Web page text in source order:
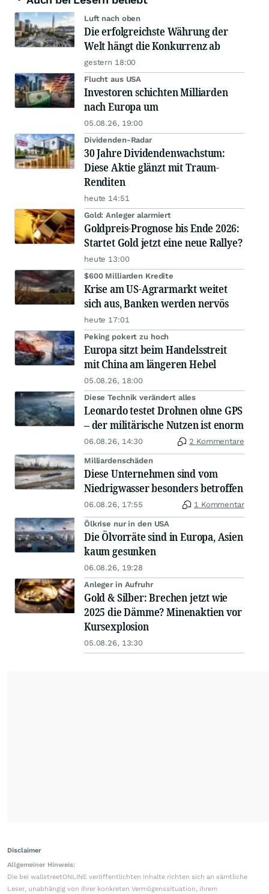
Luft nach oben
Die erfolgreichste Währung der
Welt hängt die Konkurrenz ab
gestern 18:00
Flucht aus USA
Investoren schichten Milliarden
nach Europa um
05.08.26, 19:00
Dividenden-Radar
30 Jahre Dividendenwachstum:
Diese Aktie glänzt mit Traum-
Renditen
heute 14:51
Gold: Anleger alarmiert
Goldpreis-Prognose bis Ende 2026:
Startet Gold jetzt eine neue Rallye?
heute 13:00
$600 Milliarden Kredite
Krise am US-Agrarmarkt weitet
sich aus, Banken werden nervös
heute 17:01
Peking pokert zu hoch
Europa sitzt beim Handelsstreit
mit China am längeren Hebel
05.08.26, 18:00
Diese Technik verändert alles
Leonardo testet Drohnen ohne GPS
– der militärische Nutzen ist enorm
06.08.26, 14:30 2 Kommentare
Milliardenschäden
Diese Unternehmen sind vom
Niedrigwasser besonders betroffen
06.08.26, 17:55 1 Kommentar
Ölkrise nur in den USA
Die Ölvorräte sind in Europa, Asien
kaum gesunken
06.08.26, 19:28
Anleger in Aufruhr
Gold & Silber: Brechen jetzt wie
2025 die Dämme? Minenaktien vor
Kursexplosion
05.08.26, 13:30
Disclaimer
Allgemeiner Hinweis:
Die bei wallstreetONLINE veröffentlichten Inhalte richten sich an sämtliche
Leser, unabhängig von ihrer konkreten Vermögenssituation, ihrem